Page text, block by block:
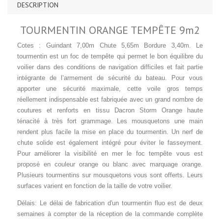
DESCRIPTION
TOURMENTIN ORANGE TEMPÊTE 9m2
Cotes : Guindant 7,00m Chute 5,65m Bordure 3,40m. Le
tourmentin est un foc de tempête qui permet le bon équilibre du
voilier dans des conditions de navigation difficiles et fait partie
intégrante de l’armement de sécurité du bateau. Pour vous
apporter une sécurité maximale, cette voile gros temps
réellement indispensable est fabriquée avec un grand nombre de
coutures et renforts en tissu Dacron Storm Orange haute
ténacité à très fort grammage. Les mousquetons une main
rendent plus facile la mise en place du tourmentin. Un nerf de
chute solide est également intégré pour éviter le fasseyment.
Pour améliorer la visibilité en mer le foc tempête vous est
proposé en couleur orange ou blanc avec marquage orange.
Plusieurs tourmentins sur mousquetons vous sont offerts. Leurs
surfaces varient en fonction de la taille de votre voilier.
Délais: Le délai de fabrication d'un tourmentin fluo est de deux
semaines à compter de la réception de la commande complète